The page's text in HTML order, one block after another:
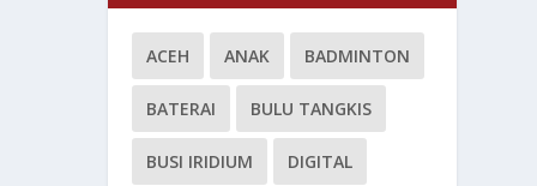
ACEH ANAK BADMINTON
BATERAI BULU TANGKIS
BUSI IRIDIUM DIGITAL